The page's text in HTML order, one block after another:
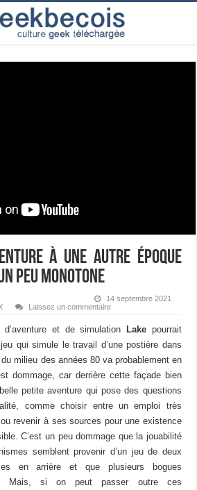
à une autre époque
peu monotone
14 septembre 2021
Laissez un commentaire
et de simulation Lake pourrait
qui simule le travail d’une postière dans
milieu des années 80 va probablement en
dommage, car derrière cette façade bien
petite aventure qui pose des questions
comme choisir entre un emploi très
revenir à ses sources pour une existence
C’est un peu dommage que la jouabilité
semblent provenir d’un jeu de deux
en arrière et que plusieurs bogues
Mais, si on peut passer outre ces